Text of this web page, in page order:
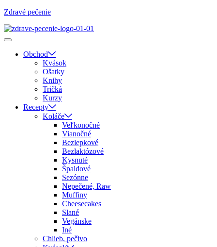
Zdravé pečenie
Obchod
Kvások
Ošatky
Knihy
Tričká
Kurzy
Recepty
Koláče
Veľkonočné
Vianočné
Bezlepkové
Bezlaktózové
Kysnuté
Špaldové
Sezónne
Nepečené, Raw
Muffiny
Cheesecakes
Slané
Vegánske
Iné
Chlieb, pečivo